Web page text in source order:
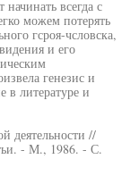
всегда с
можем потерять
гсроя-чсловска,
и его
генезис и
в литературе и
деятельности //
- М., 1986. - С.